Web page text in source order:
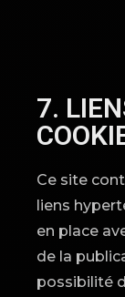
7.
Ce site
liens
en place
de la
possibilité